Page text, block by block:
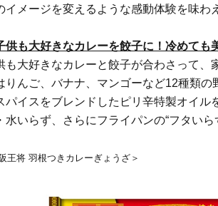
イメージを変えるような感動体験を味わ
も大好きなカレーを餃子に！冷めても
も大好きなカレーと餃子が合わさって、
りんご、バナナ、マンゴーなど12種類
パイスをブレンドしたピリ辛特製オイル
水いらず、さらにフライパンの“フタい
王将 羽根つきカレーぎょうざ＞